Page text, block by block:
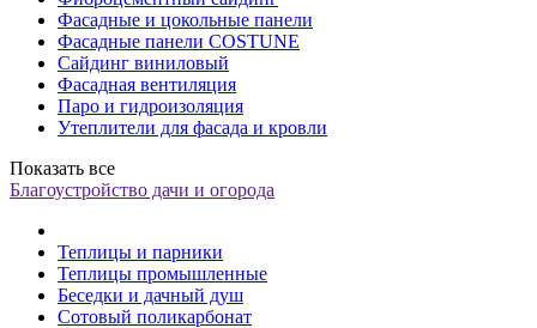
Фасадные и цокольные панели
Фасадные панели COSTUNE
Сайдинг виниловый
Фасадная вентиляция
Паро и гидроизоляция
Утеплители для фасада и кровли
Показать все
Благоустройство дачи и огорода
Теплицы и парники
Теплицы промышленные
Беседки и дачный душ
Сотовый поликарбонат